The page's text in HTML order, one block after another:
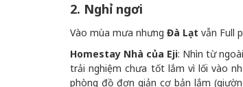
2. Nghỉ ngơi
Vào mùa mưa nhưng Đà Lạt vẫn Full
Homestay Nhà của Eji: Nhìn từ
trải nghiệm chưa tốt lắm vì lối vào
phòng đồ đơn giản cơ bản lắm